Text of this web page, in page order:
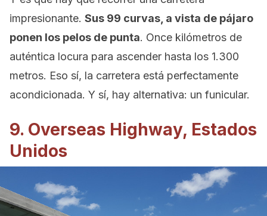
impresionante. Sus 99 curvas, a vista de pájaro
ponen los pelos de punta. Once kilómetros de
auténtica locura para ascender hasta los 1.300
metros. Eso sí, la carretera está perfectamente
acondicionada. Y sí, hay alternativa: un funicular.
9. Overseas Highway, Estados
Unidos